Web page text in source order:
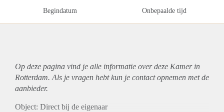
Begindatum Onbepaalde tijd
Op deze pagina vind je alle informatie over deze Kamer in
Rotterdam. Als je vragen hebt kun je contact opnemen met de
aanbieder.
Object: Direct bij de eigenaar